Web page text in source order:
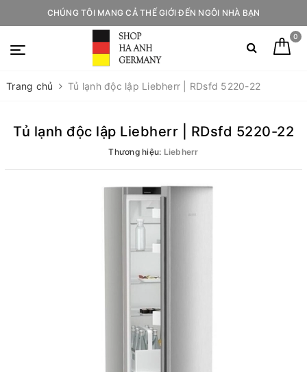
CHÚNG TÔI MANG CẢ THẾ GIỚI ĐẾN NGÔI NHÀ BẠN
0
Trang chủ Tủ lạnh độc lập Liebherr | RDsfd 5220-22
Tủ lạnh độc lập Liebherr | RDsfd 5220-22
Thương hiệu: Liebherr